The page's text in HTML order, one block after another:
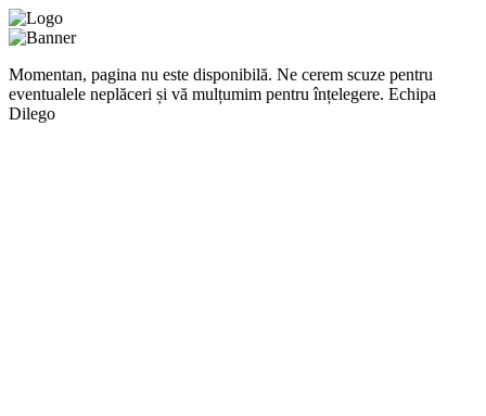
Momentan, pagina nu este disponibilă. Ne cerem scuze pentru
eventualele neplăceri și vă mulțumim pentru înțelegere. Echipa
Dilego